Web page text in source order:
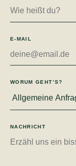
E-MAIL
WORUM GEHT’S?
NACHRICHT